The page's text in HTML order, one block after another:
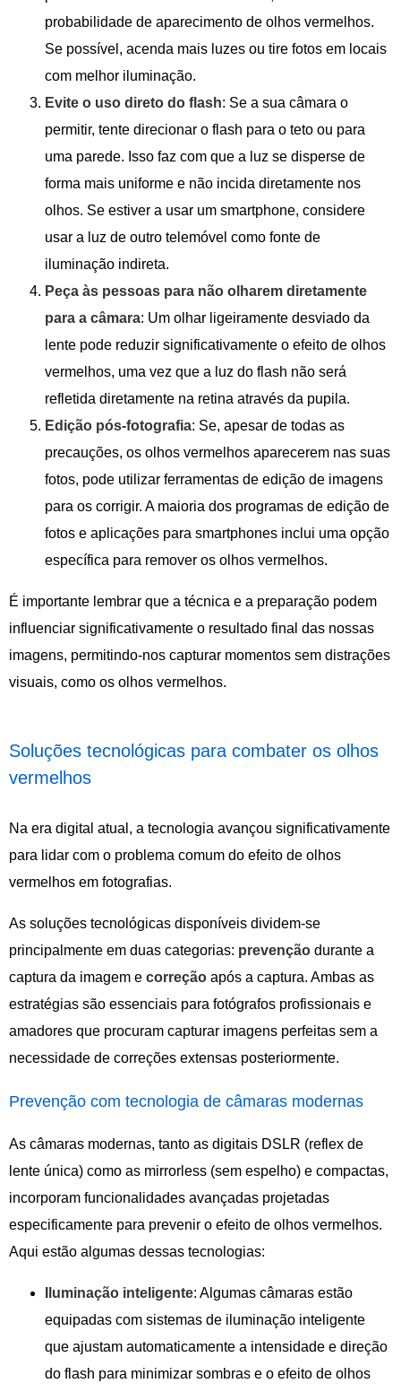
probabilidade de aparecimento de olhos vermelhos.
Se possível, acenda mais luzes ou tire fotos em locais
com melhor iluminação.
Evite o uso direto do flash: Se a sua câmara o
permitir, tente direcionar o flash para o teto ou para
uma parede. Isso faz com que a luz se disperse de
forma mais uniforme e não incida diretamente nos
olhos. Se estiver a usar um smartphone, considere
usar a luz de outro telemóvel como fonte de
iluminação indireta.
Peça às pessoas para não olharem diretamente
para a câmara: Um olhar ligeiramente desviado da
lente pode reduzir significativamente o efeito de olhos
vermelhos, uma vez que a luz do flash não será
refletida diretamente na retina através da pupila.
Edição pós-fotografia: Se, apesar de todas as
precauções, os olhos vermelhos aparecerem nas suas
fotos, pode utilizar ferramentas de edição de imagens
para os corrigir. A maioria dos programas de edição de
fotos e aplicações para smartphones inclui uma opção
específica para remover os olhos vermelhos.
É importante lembrar que a técnica e a preparação podem
influenciar significativamente o resultado final das nossas
imagens, permitindo-nos capturar momentos sem distrações
visuais, como os olhos vermelhos.
Soluções tecnológicas para combater os olhos
vermelhos
Na era digital atual, a tecnologia avançou significativamente
para lidar com o problema comum do efeito de olhos
vermelhos em fotografias.
As soluções tecnológicas disponíveis dividem-se
principalmente em duas categorias: prevenção durante a
captura da imagem e correção após a captura. Ambas as
estratégias são essenciais para fotógrafos profissionais e
amadores que procuram capturar imagens perfeitas sem a
necessidade de correções extensas posteriormente.
Prevenção com tecnologia de câmaras modernas
As câmaras modernas, tanto as digitais DSLR (reflex de
lente única) como as mirrorless (sem espelho) e compactas,
incorporam funcionalidades avançadas projetadas
especificamente para prevenir o efeito de olhos vermelhos.
Aqui estão algumas dessas tecnologias:
Iluminação inteligente: Algumas câmaras estão
equipadas com sistemas de iluminação inteligente
que ajustam automaticamente a intensidade e direção
do flash para minimizar sombras e o efeito de olhos